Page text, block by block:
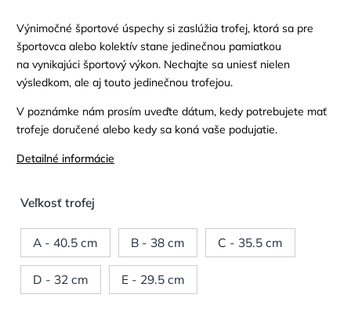
Výnimočné športové úspechy si zaslúžia trofej, ktorá sa pre
športovca alebo kolektív stane jedinečnou pamiatkou
na vynikajúci športový výkon. Nechajte sa uniesť nielen
výsledkom, ale aj touto jedinečnou trofejou.
V poznámke nám prosím uveďte dátum, kedy potrebujete mať
trofeje doručené alebo kedy sa koná vaše podujatie.
Detailné informácie
Veľkosť trofej
A - 40.5 cm B - 38 cm C - 35.5 cm
D - 32 cm E - 29.5 cm